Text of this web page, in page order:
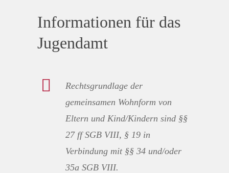
Informationen für das
Jugendamt
Rechtsgrundlage der
gemeinsamen Wohnform von
Eltern und Kind/Kindern sind §§
27 ff SGB VIII, § 19 in
Verbindung mit §§ 34 und/oder
35a SGB VIII.